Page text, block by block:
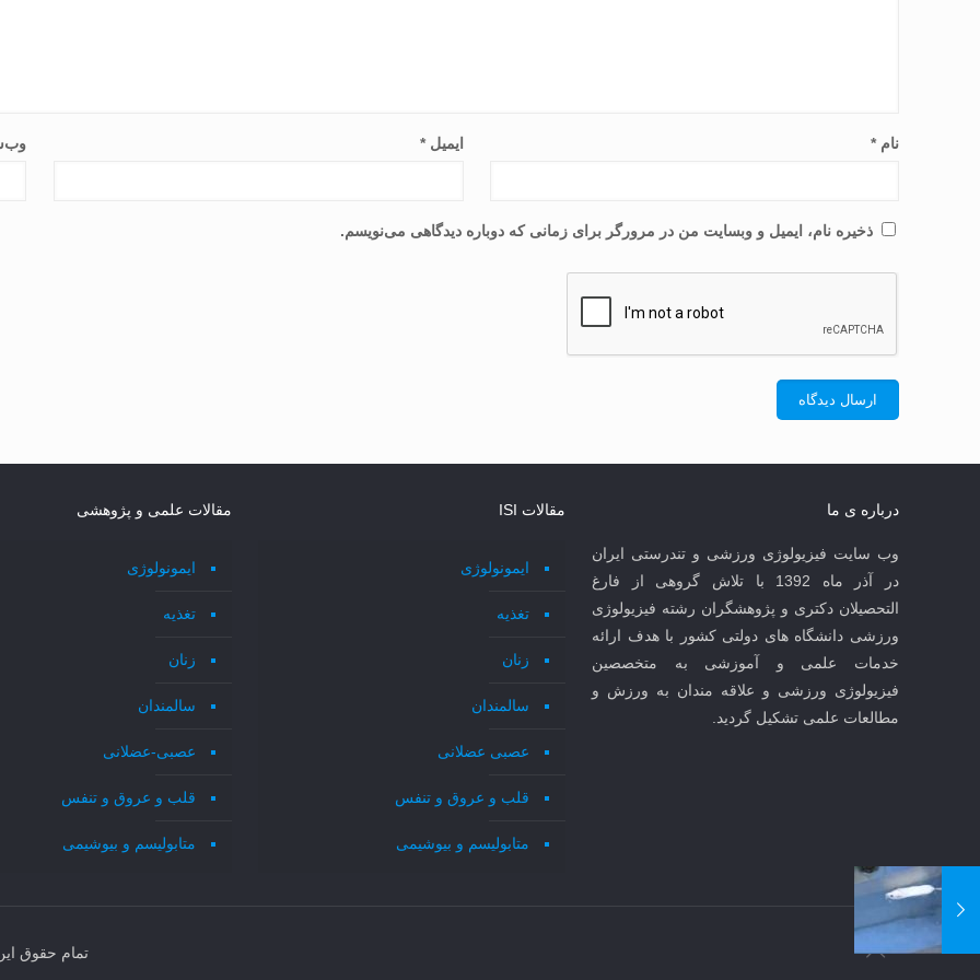
نام* ایمیل*
ذخیره نام، ایمیل و وبسایت من در مرورگر برای زمانی که دوباره دیدگاهی می‌نویسم.
درباره ی ما
وب سایت فیزیولوژی ورزشی و تندرستی ایران
در آذر ماه 1392 با تلاش گروهی از فارغ
التحصیلان دکتری و پژوهشگران رشته فیزیولوژی
ورزشی دانشگاه های دولتی کشور با هدف ارائه
خدمات علمی و آموزشی به متخصصین
فیزیولوژی ورزشی و علاقه مندان به ورزش و
مطالعات علمی تشکیل گردید.
مقالات ISI
ایمونولوژی
تغذیه
زنان
سالمندان
عصبی عضلانی
قلب و عروق و تنفس
متابولیسم و بیوشیمی
مقالات علمی و پژوهشی
ایمونولوژی
تغذیه
زنان
سالمندان
عصبی-عضلانی
قلب و عروق و تنفس
متابولیسم و بیوشیمی
تمام حقوق